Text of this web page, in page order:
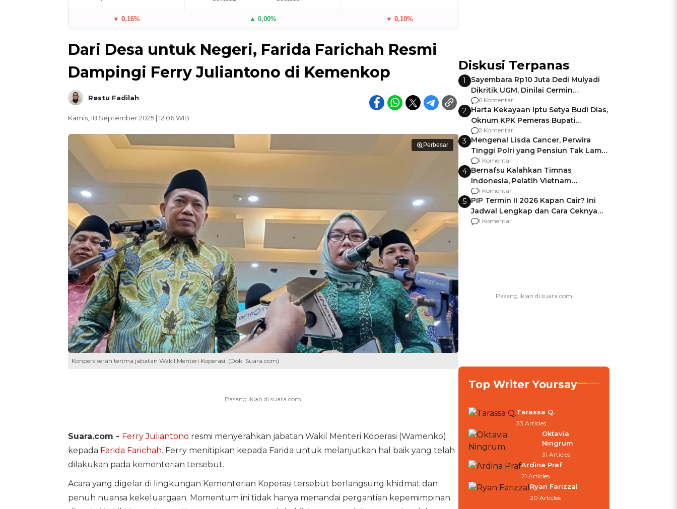
▼ 0,16% ▲ 0,00% ▼ 0,10%
Dari Desa untuk Negeri, Farida Farichah Resmi
Dampingi Ferry Juliantono di Kemenkop
Restu Fadilah
Kamis, 18 September 2025 | 12:06 WIB
Perbesar
Konpers serah terima jabatan Wakil Menteri Koperasi. (Dok: Suara.com)
Suara.com - Ferry Juliantono resmi menyerahkan jabatan Wakil Menteri Koperasi (Wamenko)
kepada Farida Farichah. Ferry menitipkan kepada Farida untuk melanjutkan hal baik yang telah
dilakukan pada kementerian tersebut.
Acara yang digelar di lingkungan Kementerian Koperasi tersebut berlangsung khidmat dan
penuh nuansa kekeluargaan. Momentum ini tidak hanya menandai pergantian kepemimpinan
Diskusi Terpanas
1
Sayembara Rp10 Juta Dedi Mulyadi
Dikritik UGM, Dinilai Cermin
Gagalnya Negara Jamin Keamanan
6 Komentar
2 Harta Kekayaan Iptu Setya Budi Dias,
Oknum KPK Pemeras Bupati
Pemalang
2 Komentar
3 Mengenal Lisda Cancer, Perwira
Tinggi Polri yang Pensiun Tak Lama
Usai Jadi Brigjen
1 Komentar
4 Bernafsu Kalahkan Timnas
Indonesia, Pelatih Vietnam
Berencana Pakai Jimat di Pakansari
1 Komentar
5 PIP Termin II 2026 Kapan Cair? Ini
Jadwal Lengkap dan Cara Ceknya
agar Dana Tidak Hangus!
1 Komentar
Top Writer Yoursay
Tarassa Q.
33 Articles
Oktavia
Ningrum
31 Articles
Ardina Praf
21 Articles
Ryan Farizzal
20 Articles